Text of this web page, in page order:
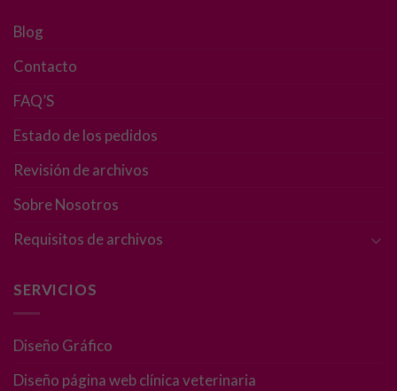
Blog
Contacto
FAQ’S
Estado de los pedidos
Revisión de archivos
Sobre Nosotros
Requisitos de archivos
SERVICIOS
Diseño Gráfico
Diseño página web clínica veterinaria